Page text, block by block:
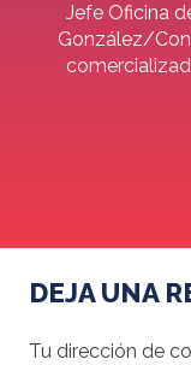
Jefe Oficina
González/
DEJA UNA
Tu dirección de